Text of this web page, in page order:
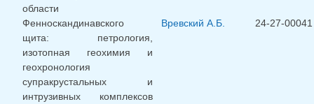
области
Фенноскандинавского
щита: петрология,
изотопная геохимия и
геохронология
супракрустальных и
интрузивных комплексов
Вревский А.Б. 24-27-00041